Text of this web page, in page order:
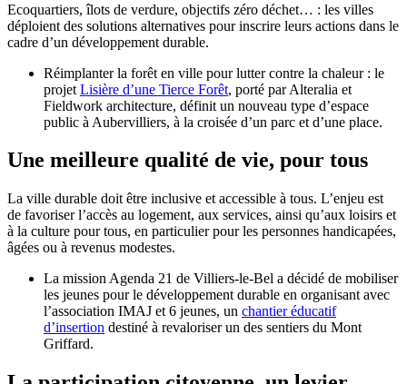
Ecoquartiers, îlots de verdure, objectifs zéro déchet… : les villes
déploient des solutions alternatives pour inscrire leurs actions dans le
cadre d’un développement durable.
Réimplanter la forêt en ville pour lutter contre la chaleur : le
projet Lisière d’une Tierce Forêt, porté par Alteralia et
Fieldwork architecture, définit un nouveau type d’espace
public à Aubervilliers, à la croisée d’un parc et d’une place.
Une meilleure qualité de vie, pour tous
La ville durable doit être inclusive et accessible à tous. L’enjeu est
de favoriser l’accès au logement, aux services, ainsi qu’aux loisirs et
à la culture pour tous, en particulier pour les personnes handicapées,
âgées ou à revenus modestes.
La mission Agenda 21 de Villiers-le-Bel a décidé de mobiliser
les jeunes pour le développement durable en organisant avec
l’association IMAJ et 6 jeunes, un chantier éducatif
d’insertion destiné à revaloriser un des sentiers du Mont
Griffard.